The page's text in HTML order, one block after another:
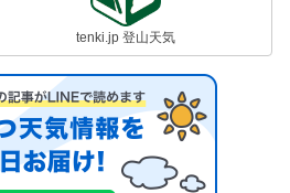
tenki.jp 登山天気